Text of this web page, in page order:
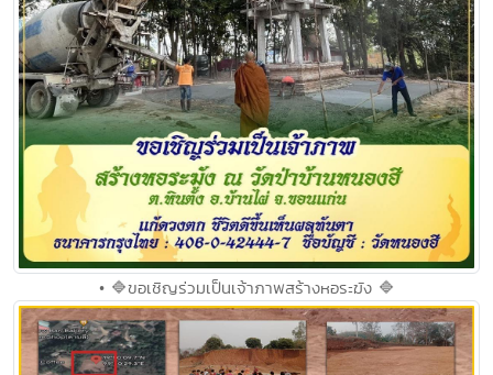
• 🔷ขอเชิญร่วมเป็นเจ้าภาพสร้างหอระฆัง 🔷